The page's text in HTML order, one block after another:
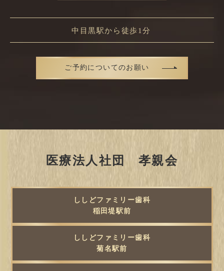
中目黒駅から徒歩1分
ご予約についてのお願い
医療法人社団 孝親会
ししどファミリー歯科
稲田堤駅前
ししどファミリー歯科
菊名駅前